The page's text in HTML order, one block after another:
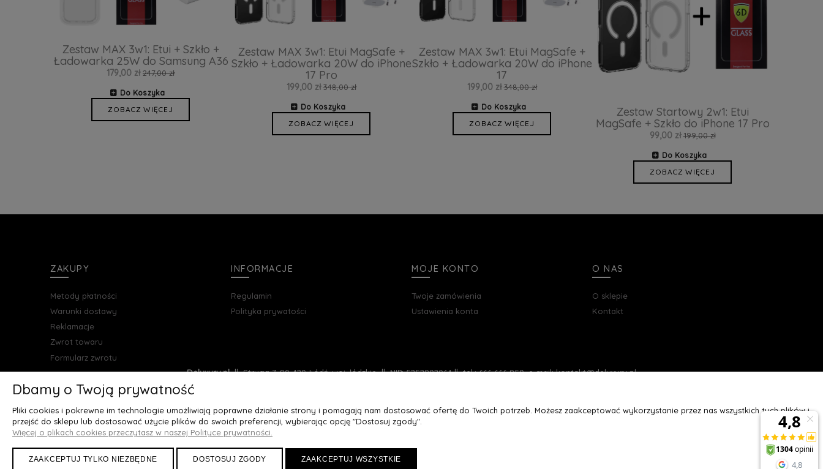
Zestaw MAX 3w1: Etui + Szkło +
Ładowarka 25W do Samsung A36
179,00 zł 247,00 zł
Do Koszyka
ZOBACZ WIĘCEJ
Zestaw MAX 3w1: Etui MagSafe +
Szkło + Ładowarka 20W do iPhone
17 Pro
199,00 zł 348,00 zł
Do Koszyka
ZOBACZ WIĘCEJ
Zestaw MAX 3w1: Etui MagSafe +
Szkło + Ładowarka 20W do iPhone
17
199,00 zł 348,00 zł
Do Koszyka
ZOBACZ WIĘCEJ
Zestaw Startowy 2w1: Etui
MagSafe + Szkło do iPhone 17 Pro
99,00 zł 199,00 zł
Do Koszyka
ZOBACZ WIĘCEJ
ZAKUPY
Metody płatności
Warunki dostawy
Reklamacje
Zwrot towaru
Formularz zwrotu
INFORMACJE
Regulamin
Polityka prywatości
MOJE KONTO
Twoje zamówienia
Ustawienia konta
O NAS
O sklepie
Kontakt
Deluxury.pl|| Struga 7, 90-420 Łódź, woj. łódzkie || NIP: 5252902064 || tel.: 666 666 950, e-mail: kontakt@deluxury.pl
MaxsoteRocoto Theme. All rights reserved
Dbamy o Twoją prywatność
Pliki cookies i pokrewne im technologie umożliwiają poprawne działanie strony i pomagają nam dostosować ofertę do Twoich potrzeb. Możesz zaakceptować wykorzystanie przez nas wszystkich tych plików i
przejść do sklepu lub dostosować użycie plików do swoich preferencji, wybierając opcję "Dostosuj zgody".
Więcej o plikach cookies przeczytasz w naszej Polityce prywatności.
ZAAKCEPTUJ TYLKO NIEZBĘDNE DOSTOSUJ ZGODY ZAAKCEPTUJ WSZYSTKIE